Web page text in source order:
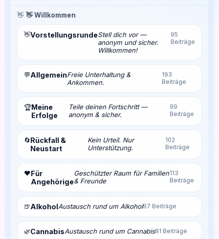
👋 👋 Willkommen
👋VorstellungsrundeStell dich vor —
anonym und sicher.
Willkommen!
95
Beiträge
💬AllgemeinFreie Unterhaltung &
Ankommen.
193
Beiträge
🏆Meine
Erfolge
Teile deinen Fortschritt —
anonym & sicher.
99
Beiträge
🔄Rückfall &
Neustart
Kein Urteil. Nur
Unterstützung.
102
Beiträge
❤️Für
Angehörige
Geschützter Raum für Familien
& Freunde
113
Beiträge
🍺AlkoholAustausch rund um Alkohol87 Beiträge
🌿CannabisAustausch rund um Cannabis81 Beiträge